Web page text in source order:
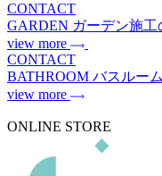
CONTACT
GARDEN ガーデン施
view more
CONTACT
BATHROOM バスルー
view more
ONLINE STORE